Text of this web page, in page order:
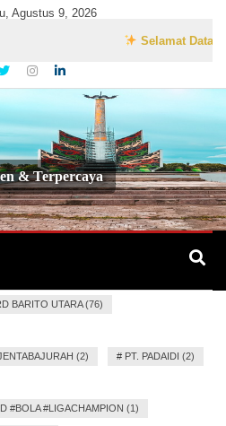
Agustus 9, 2026
Selamat Datang di
& Terpercaya
BARITO UTARA (76)
(2) # PT. PADAIDI (2)
#BOLA #LIGACHAMPION (1)